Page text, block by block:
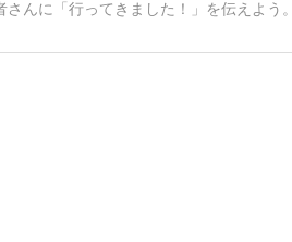
んに「行ってきました！」を伝えよう。